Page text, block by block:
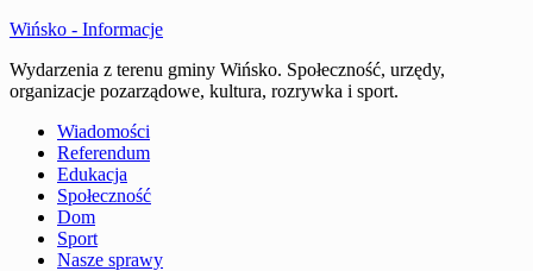
Wińsko - Informacje
Wydarzenia z terenu gminy Wińsko. Społeczność, urzędy,
organizacje pozarządowe, kultura, rozrywka i sport.
Wiadomości
Referendum
Edukacja
Społeczność
Dom
Sport
Nasze sprawy